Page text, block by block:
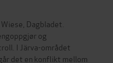
Dagbladet.
og
I Järva-området
det en konflikt mellom